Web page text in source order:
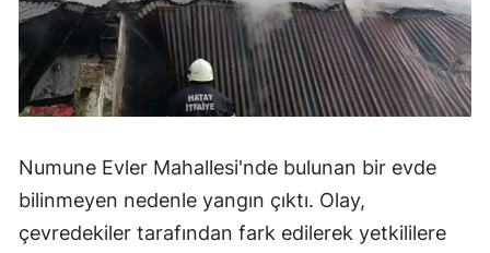
Numune Evler Mahallesi'nde bulunan bir evde
bilinmeyen nedenle yangın çıktı. Olay,
çevredekiler tarafından fark edilerek yetkililere